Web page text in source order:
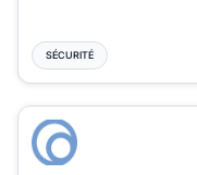
SÉCURITÉ